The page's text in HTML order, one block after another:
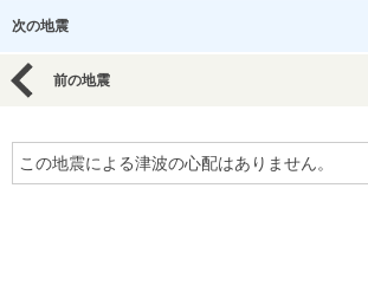
次の地震
前の地震
この地震による津波の心配はありません。